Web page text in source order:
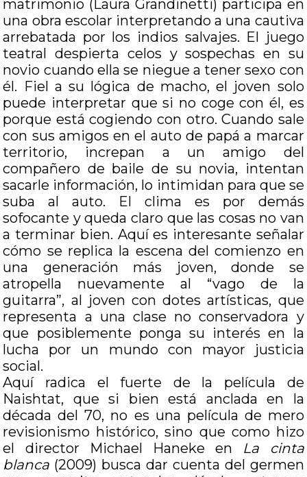
matrimonio (Laura Grandinetti) participa en
una obra escolar interpretando a una cautiva
arrebatada por los indios salvajes. El juego
teatral despierta celos y sospechas en su
novio cuando ella se niegue a tener sexo con
él. Fiel a su lógica de macho, el joven solo
puede interpretar que si no coge con él, es
porque está cogiendo con otro. Cuando sale
con sus amigos en el auto de papá a marcar
territorio, increpan a un amigo del
compañero de baile de su novia, intentan
sacarle información, lo intimidan para que se
suba al auto. El clima es por demás
sofocante y queda claro que las cosas no van
a terminar bien. Aquí es interesante señalar
cómo se replica la escena del comienzo en
una generación más joven, donde se
atropella nuevamente al “vago de la
guitarra”, al joven con dotes artísticas, que
representa a una clase no conservadora y
que posiblemente ponga su interés en la
lucha por un mundo con mayor justicia
social.
Aquí radica el fuerte de la película de
Naishtat, que si bien está anclada en la
década del 70, no es una película de mero
revisionismo histórico, sino que como hizo
el director Michael Haneke en La cinta
blanca (2009) busca dar cuenta del germen